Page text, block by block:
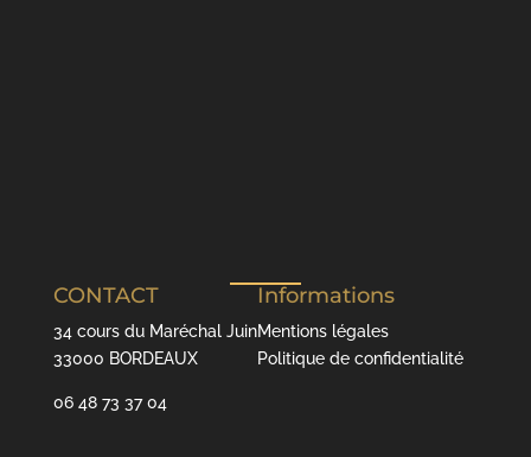
CONTACT
34 cours du Maréchal Juin
33000 BORDEAUX
06 48 73 37 04
Informations
Mentions légales
Politique de confidentialité